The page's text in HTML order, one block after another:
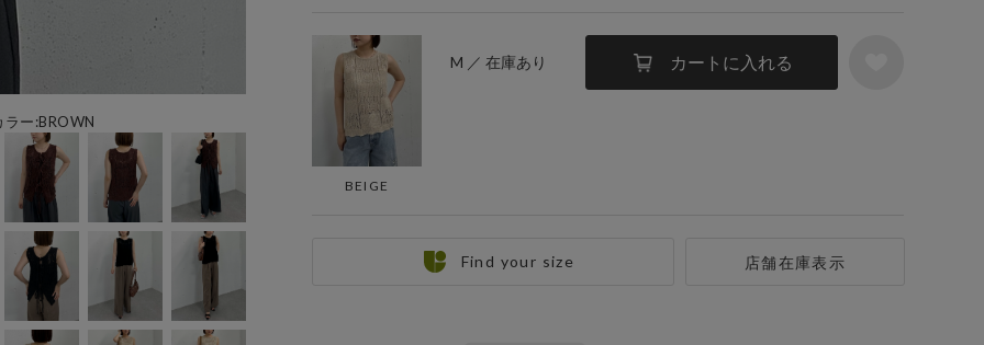
ー:BROWN
BEIGE
M ／ 在庫あり カートに入れる
店舗在庫表示
Find your size